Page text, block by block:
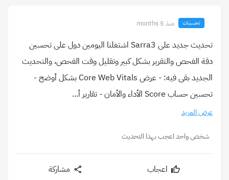
تحسينات منذ 5 months
تحديث جديد على Sarra3 اشتغلنا اليومين دول على تحسين
دقة الفحص والتقرير بشكل كبير وتقليل وقت الفحص، والتحديث
الجديد بقى فيه: - عرض Core Web Vitals بشكل أوضح -
تحسين حساب Score الأداء والأمان - تقارير أ...
عرض المزيد
شخص واحد اعجب بهذا التحديث
اعجاب مشاركة